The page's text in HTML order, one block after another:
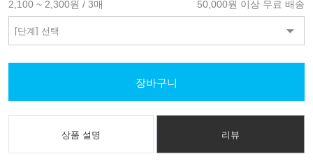
2,100 ~ 2,300원 / 3매 50,000원 이상 무료 배송
장바구니
상품 설명 리뷰